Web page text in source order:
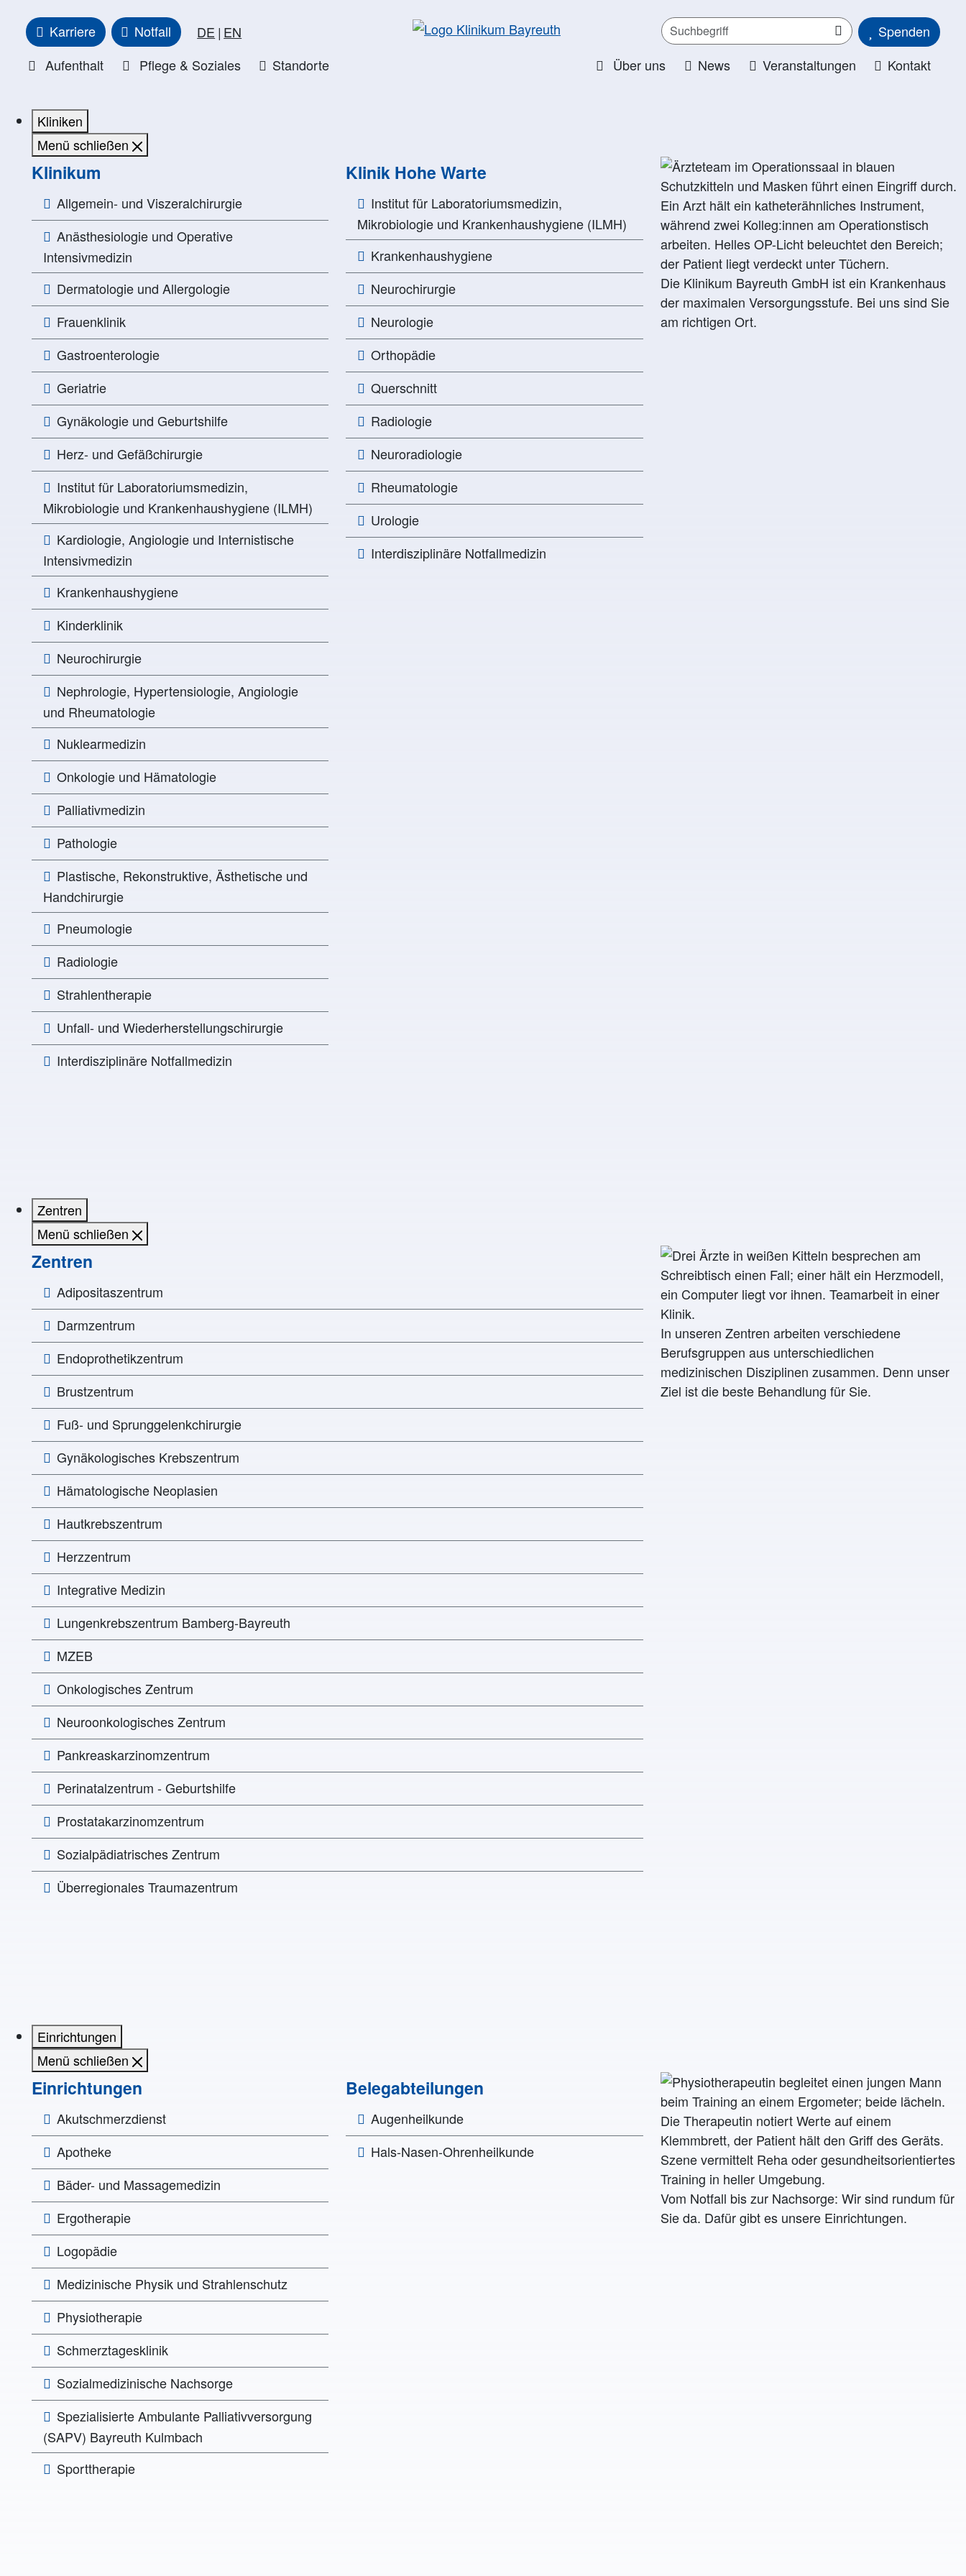
Karriere Notfall DE EN
Aufenthalt
Pflege & Soziales Standorte
Spenden
Über uns
News Veranstaltungen Kontakt
Kliniken
Menü schließen
Klinikum
Allgemein- und Viszeralchirurgie
Anästhesiologie und Operative
Intensivmedizin
Dermatologie und Allergologie
Frauenklinik
Gastroenterologie
Geriatrie
Gynäkologie und Geburtshilfe
Herz- und Gefäßchirurgie
Institut für Laboratoriumsmedizin,
Mikrobiologie und Krankenhaushygiene (ILMH)
Kardiologie, Angiologie und Internistische
Intensivmedizin
Krankenhaushygiene
Kinderklinik
Neurochirurgie
Nephrologie, Hypertensiologie, Angiologie
und Rheumatologie
Nuklearmedizin
Onkologie und Hämatologie
Palliativmedizin
Pathologie
Plastische, Rekonstruktive, Ästhetische und
Handchirurgie
Pneumologie
Radiologie
Strahlentherapie
Unfall- und Wiederherstellungschirurgie
Interdisziplinäre Notfallmedizin
Klinik Hohe Warte
Institut für Laboratoriumsmedizin,
Mikrobiologie und Krankenhaushygiene (ILMH)
Krankenhaushygiene
Neurochirurgie
Neurologie
Orthopädie
Querschnitt
Radiologie
Neuroradiologie
Rheumatologie
Urologie
Interdisziplinäre Notfallmedizin
Die Klinikum Bayreuth GmbH ist ein Krankenhaus
der maximalen Versorgungsstufe. Bei uns sind Sie
am richtigen Ort.
Zentren
Menü schließen
Zentren
Adipositaszentrum
Darmzentrum
Endoprothetikzentrum
Brustzentrum
Fuß- und Sprunggelenkchirurgie
Gynäkologisches Krebszentrum
Hämatologische Neoplasien
Hautkrebszentrum
Herzzentrum
Integrative Medizin
Lungen­­krebs­zentrum Bamberg-Bayreuth
MZEB
Onkologisches Zentrum
Neuroonkologisches Zentrum
Pankreaskarzinomzentrum
Perinatalzentrum - Geburtshilfe
Prostatakarzinomzentrum
Sozialpädiatrisches Zentrum
Überregionales Traumazentrum
In unseren Zentren arbeiten verschiedene
Berufsgruppen aus unterschiedlichen
medizinischen Disziplinen zusammen. Denn unser
Ziel ist die beste Behandlung für Sie.
Einrichtungen
Menü schließen
Einrichtungen
Akutschmerzdienst
Apotheke
Bäder- und Massagemedizin
Ergotherapie
Logopädie
Medizinische Physik und Strahlenschutz
Physiotherapie
Schmerztagesklinik
Sozialmedizinische Nachsorge
Spezialisierte Ambulante Palliativversorgung
(SAPV) Bayreuth Kulmbach
Sporttherapie
Belegabteilungen
Augenheilkunde
Hals-Nasen-Ohrenheilkunde
Vom Notfall bis zur Nachsorge: Wir sind rundum für
Sie da. Dafür gibt es unsere Einrichtungen.